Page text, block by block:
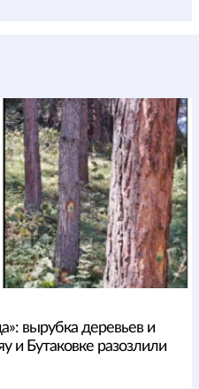
вырубка деревьев и
и Бутаковке разозлили